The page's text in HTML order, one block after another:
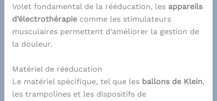
Volet fondamental de la rééducation, les appareils
d’électrothérapiecomme les stimulateurs
musculaires permettent d’améliorer la gestion de
la douleur.
Matériel de rééducation
Le matériel spécifique, tel que les ballons de Klein,
les trampolines et les dispositifs de